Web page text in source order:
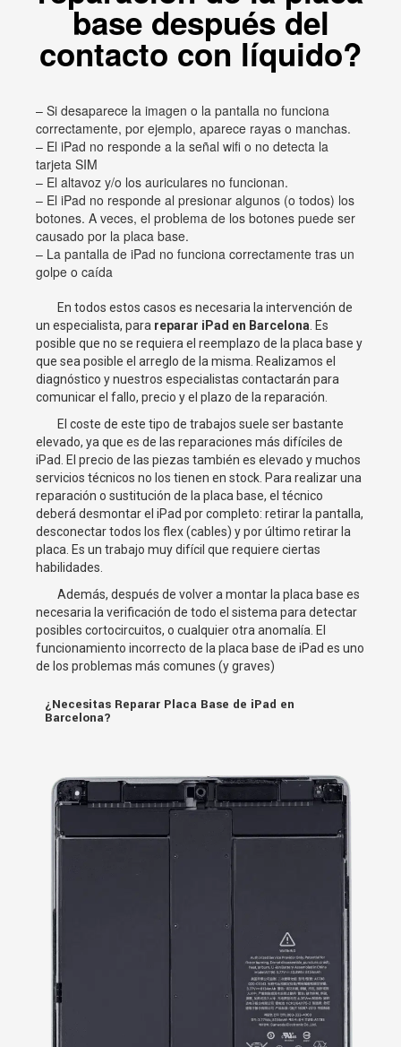
base después del
contacto con líquido?
– Si desaparece la imagen o la pantalla no funciona
correctamente, por ejemplo, aparece rayas o manchas.
– El iPad no responde a la señal wifi o no detecta la
tarjeta SIM
– El altavoz y/o los auriculares no funcionan.
– El iPad no responde al presionar algunos (o todos) los
botones. A veces, el problema de los botones puede ser
causado por la placa base.
– La pantalla de iPad no funciona correctamente tras un
golpe o caída
En todos estos casos es necesaria la intervención de
un especialista, para reparar iPad en Barcelona . Es
posible que no se requiera el reemplazo de la placa base y
que sea posible el arreglo de la misma. Realizamos el
diagnóstico y nuestros especialistas contactarán para
comunicar el fallo, precio y el plazo de la reparación.
El coste de este tipo de trabajos suele ser bastante
elevado, ya que es de las reparaciones más difíciles de
iPad. El precio de las piezas también es elevado y muchos
servicios técnicos no los tienen en stock. Para realizar una
reparación o sustitución de la placa base, el técnico
deberá desmontar el iPad por completo: retirar la pantalla,
desconectar todos los flex (cables) y por último retirar la
placa. Es un trabajo muy difícil que requiere ciertas
habilidades.
Además, después de volver a montar la placa base es
necesaria la verificación de todo el sistema para detectar
posibles cortocircuitos, o cualquier otra anomalía. El
funcionamiento incorrecto de la placa base de iPad es uno
de los problemas más comunes (y graves)
¿Necesitas Reparar Placa Base de iPad en
Barcelona?